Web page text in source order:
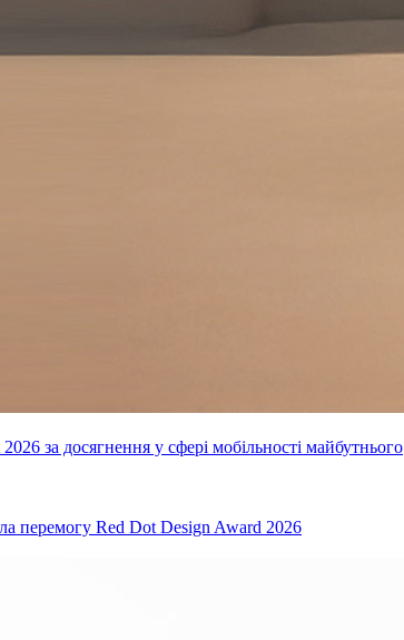
за досягнення у сфері мобільності майбутнього
перемогу Red Dot Design Award 2026